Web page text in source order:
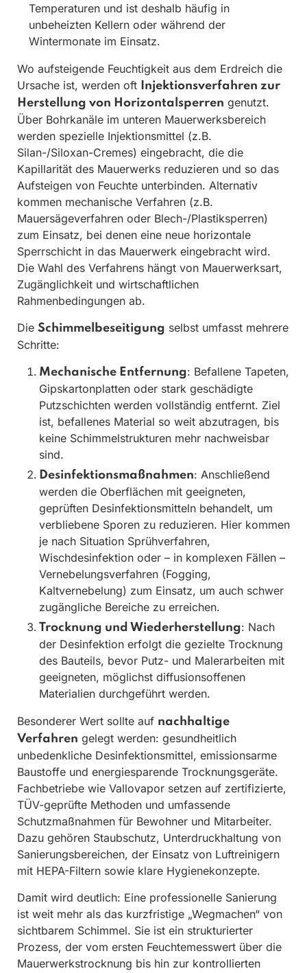
Temperaturen und ist deshalb häufig in
unbeheizten Kellern oder während der
Wintermonate im Einsatz.
Wo aufsteigende Feuchtigkeit aus dem Erdreich die
Ursache ist, werden oft
Injektionsverfahren zur
Herstellung von Horizontalsperren genutzt.
Über Bohrkanäle im unteren Mauerwerksbereich
werden spezielle Injektionsmittel (z.B.
Silan-/Siloxan-Cremes) eingebracht, die die
Kapillarität des Mauerwerks reduzieren und so das
Aufsteigen von Feuchte unterbinden. Alternativ
kommen mechanische Verfahren (z.B.
Mauersägeverfahren oder Blech-/Plastiksperren)
zum Einsatz, bei denen eine neue horizontale
Sperrschicht in das Mauerwerk eingebracht wird.
Die Wahl des Verfahrens hängt von Mauerwerksart,
Zugänglichkeit und wirtschaftlichen
Rahmenbedingungen ab.
Die Schimmelbeseitigung selbst umfasst mehrere
Schritte:
Mechanische Entfernung: Befallene Tapeten,
Gipskartonplatten oder stark geschädigte
Putzschichten werden vollständig entfernt. Ziel
ist, befallenes Material so weit abzutragen, bis
keine Schimmelstrukturen mehr nachweisbar
sind.
Desinfektionsmaßnahmen: Anschließend
werden die Oberflächen mit geeigneten,
geprüften Desinfektionsmitteln behandelt, um
verbliebene Sporen zu reduzieren. Hier kommen
je nach Situation Sprühverfahren,
Wischdesinfektion oder – in komplexen Fällen –
Vernebelungsverfahren (Fogging,
Kaltvernebelung) zum Einsatz, um auch schwer
zugängliche Bereiche zu erreichen.
Trocknung und Wiederherstellung: Nach
der Desinfektion erfolgt die gezielte Trocknung
des Bauteils, bevor Putz- und Malerarbeiten mit
geeigneten, möglichst diffusionsoffenen
Materialien durchgeführt werden.
Besonderer Wert sollte auf nachhaltige
Verfahren gelegt werden: gesundheitlich
unbedenkliche Desinfektionsmittel, emissionsarme
Baustoffe und energiesparende Trocknungsgeräte.
Fachbetriebe wie Vallovapor setzen auf zertifizierte,
TÜV-geprüfte Methoden und umfassende
Schutzmaßnahmen für Bewohner und Mitarbeiter.
Dazu gehören Staubschutz, Unterdruckhaltung von
Sanierungsbereichen, der Einsatz von Luftreinigern
mit HEPA-Filtern sowie klare Hygienekonzepte.
Damit wird deutlich: Eine professionelle Sanierung
ist weit mehr als das kurzfristige „Wegmachen“ von
sichtbarem Schimmel. Sie ist ein strukturierter
Prozess, der vom ersten Feuchtemesswert über die
Mauerwerkstrocknung bis hin zur kontrollierten